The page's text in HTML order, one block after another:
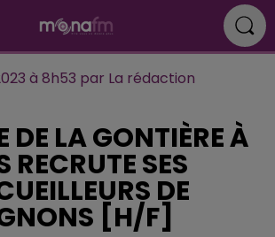
à 8h53 par La rédaction
DE LA GONTIÈRE À
RECRUTE SES
DE
[H/F]